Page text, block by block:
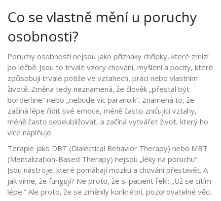
Co se vlastně mění u poruchy
osobnosti?
Poruchy osobnosti nejsou jako příznaky chřipky, které zmizí
po léčbě. Jsou to trvalé vzory chování, myšlení a pocity, které
způsobují trvalé potíže ve vztahech, práci nebo vlastním
životě. Změna tedy neznamená, že člověk „přestal být
borderline“ nebo „nebude víc paranoik“. Znamená to, že
začíná lépe řídit své emoce, méně často zničující vztahy,
méně často sebeubližovat, a začíná vytvářet život, který ho
více naplňuje.
Terapie jako DBT (Dialectical Behavior Therapy) nebo MBT
(Mentalization-Based Therapy) nejsou „léky na poruchu“.
Jsou nástroje, které pomáhají mozku a chování přestavět. A
jak víme, že fungují? Ne proto, že si pacient řekl: „Už se cítím
lépe.“ Ale proto, že se změnily konkrétní, pozorovatelné věci.